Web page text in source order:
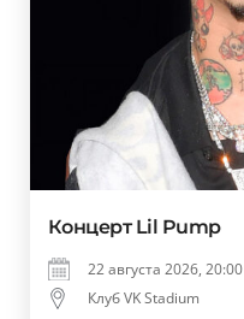
Концерт Lil Pump
22 августа 2026, 20:00
Клуб VK Stadium